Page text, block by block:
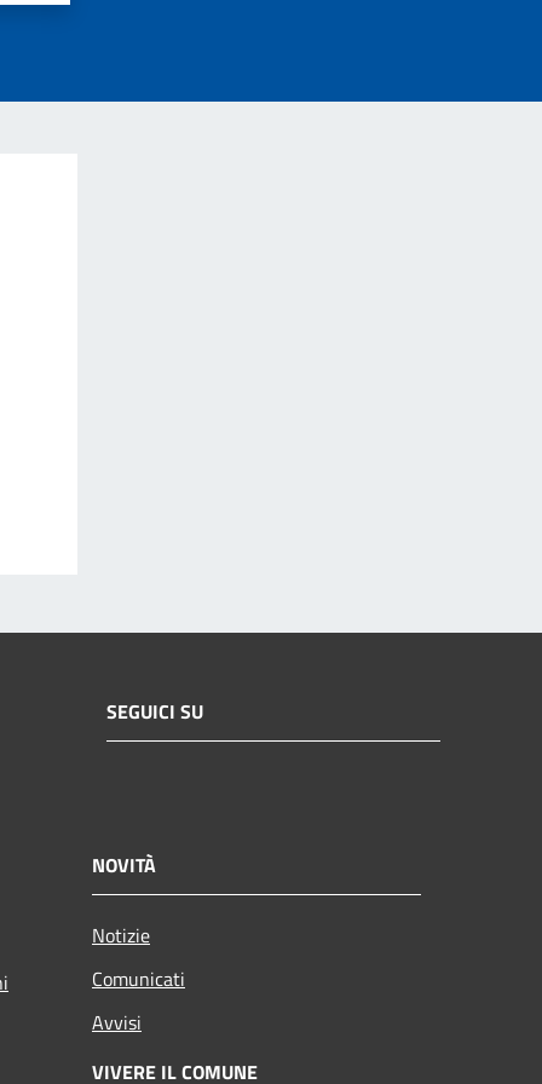
SEGUICI SU
NOVITÀ
Notizie
Comunicati
Avvisi
VIVERE IL COMUNE